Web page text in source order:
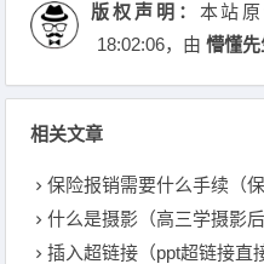
版权声明： 本站
18:02:06，由懵懂先
相关文章
保险报销需要什么手续（
什么是摄影（高三学摄影后
插入超链接（ppt超链接直